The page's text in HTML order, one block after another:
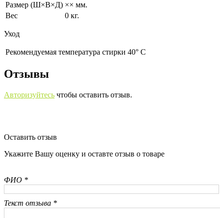
Размер (Ш×В×Д) ×× мм.
Вес
0 кг.
Уход
Рекомендуемая температура стирки 40° С
Отзывы
Авторизуйтесь чтобы оставить отзыв.
Оставить отзыв
Укажите Вашу оценку и оставте отзыв о товаре
ФИО *
Текст отзыва *